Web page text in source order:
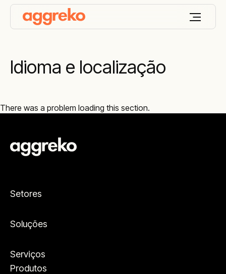
Idioma e localização
There was a problem loading this section.
Setores
Soluções
Serviços
Produtos